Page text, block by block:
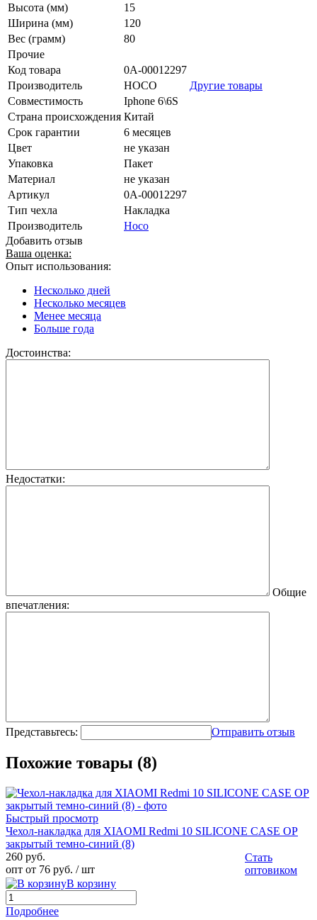
Высота (мм)
15
Ширина (мм)
120
Вес (грамм)
80
Прочие
Код товара
0А-00012297
Производитель
HOCO
Другие товары
Совместимость
Iphone 6\6S
Страна происхождения Китай
Срок гарантии
6 месяцев
Цвет
не указан
Упаковка
Пакет
Материал
не указан
Артикул
0А-00012297
Тип чехла
Накладка
Производитель
Hoco
Добавить отзыв
Ваша оценка:
Опыт использования:
Несколько дней
Несколько месяцев
Менее месяца
Больше года
Достоинства:
Недостатки:
Общие
впечатления:
Представьтесь: Отправить отзыв
Похожие товары (8)
Быстрый просмотр
Чехол-накладка для XIAOMI Redmi 10 SILICONE CASE OP
закрытый темно-синий (8)
260 руб.
опт от 76 руб. / шт
Стать
оптовиком
В корзину
Подробнее